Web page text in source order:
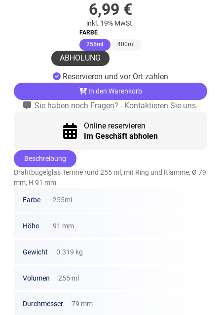
6,99 €
inkl. 19% MwSt.
FARBE
255ml(ausgewählt)
400ml
ABHOLUNG
Reservieren und vor Ort zahlen
In den Warenkorb
Sie haben noch Fragen? - Kontaktieren Sie uns.
Online reservieren
Im Geschäft abholen
Beschreibung
Drahtbügelglas Terrine rund 255 ml, mit Ring und Klamme, Ø 79
mm, H 91 mm
Farbe 255ml
Höhe 91 mm
Gewicht 0.319 kg
Volumen 255 ml
Durchmesser 79 mm